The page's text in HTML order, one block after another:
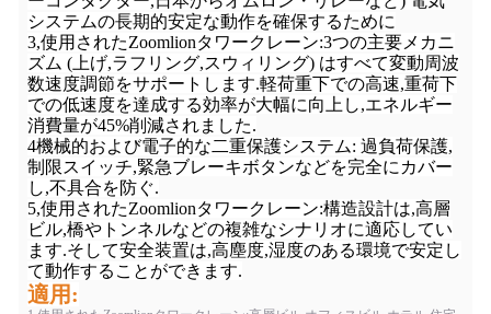
システムの長期的安定な動作を確保するために
3,使用されたZoomlionタワークレーン:3つの主要メカニ
ズム (上げ,ラフリング,スウィリング) はすべて変動周波
数速度調節をサポートします.軽荷重下での高速,重荷下
での低速度を達成する効率が大幅に向上し,エネルギー
消費量が45%削減されました.
4機械的および電子的な二重保護システム: 過負荷保護,
制限スイッチ,緊急ブレーキボタンなどを完全にカバー
し,不具合を防ぐ.
5,使用されたZoomlionタワークレーン:構造設計は,高層
ビル,橋やトンネルなどの複雑なシナリオに適応してい
ます.そして安全装置は,高塵度,湿度のある環境で安定し
て動作することができます.
適用: